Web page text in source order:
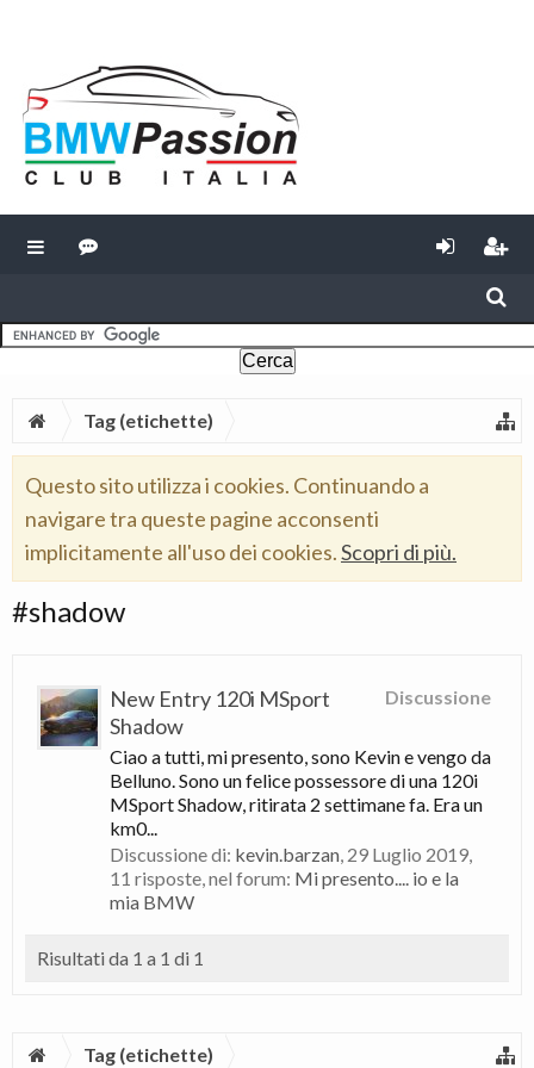
Tag (etichette)
Questo sito utilizza i cookies. Continuando a
navigare tra queste pagine acconsenti
implicitamente all'uso dei cookies.Scopri di più.
#shadow
Discussione
New Entry 120i MSport
Shadow
Ciao a tutti, mi presento, sono Kevin e vengo da
Belluno. Sono un felice possessore di una 120i
MSport Shadow, ritirata 2 settimane fa. Era un
km0...
Discussione di: kevin.barzan, 29 Luglio 2019,
11 risposte, nel forum: Mi presento.... io e la
mia BMW
Risultati da 1 a 1 di 1
Tag (etichette)